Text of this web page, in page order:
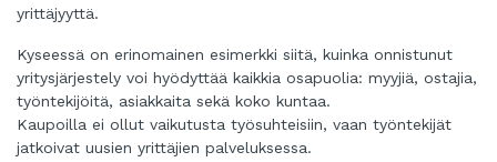
yrittäjyyttä.
Kyseessä on erinomainen esimerkki siitä, kuinka onnistunut
yritysjärjestely voi hyödyttää kaikkia osapuolia: myyjiä, ostajia,
työntekijöitä, asiakkaita sekä koko kuntaa.
Kaupoilla ei ollut vaikutusta työsuhteisiin, vaan työntekijät
jatkoivat uusien yrittäjien palveluksessa.